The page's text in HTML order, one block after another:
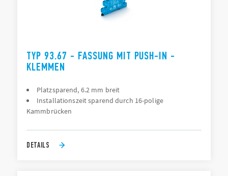
TYP 93.67 - FASSUNG MIT PUSH-IN -
KLEMMEN
Platzsparend, 6.2 mm breit
Installationszeit sparend durch 16-polige
Kammbrücken
DETAILS